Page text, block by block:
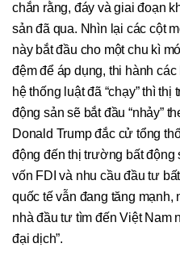
chắn rằng, đáy và giai đoạn
sản đã qua. Nhìn lại các cột
này bắt đầu cho một chu kì
đệm để áp dụng, thi hành
hệ thống luật đã “chạy” thì
động sản sẽ bắt đầu “nhảy”
Donald Trump đắc cử tổng
động đến thị trường bất động
vốn FDI và nhu cầu đầu tư
quốc tế vẫn đang tăng mạnh,
nhà đầu tư tìm đến Việt Nam
đại dịch”.